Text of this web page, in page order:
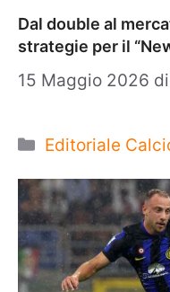
Dal double al
strategie per il
15 Maggio 2026 di
Categorie
Editoriale